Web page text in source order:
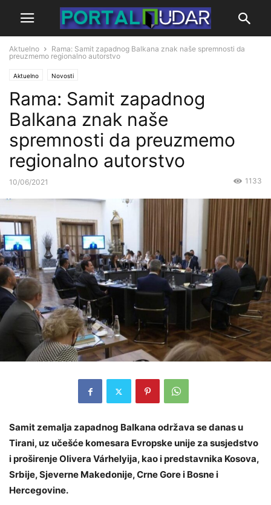
Aktuelno
Rama: Samit zapadnog Balkana znak naše spremnosti da
preuzmemo regionalno autorstvo
Aktuelno Novosti
Rama: Samit zapadnog
Balkana znak naše
spremnosti da preuzmemo
regionalno autorstvo
10/06/2021 1133
Samit zemalja zapadnog Balkana održava se danas u
Tirani, uz učešće komesara Evropske unije za susjedstvo
i proširenje Olivera Várhelyija, kao i predstavnika Kosova,
Srbije, Sjeverne Makedonije, Crne Gore i Bosne i
Hercegovine.